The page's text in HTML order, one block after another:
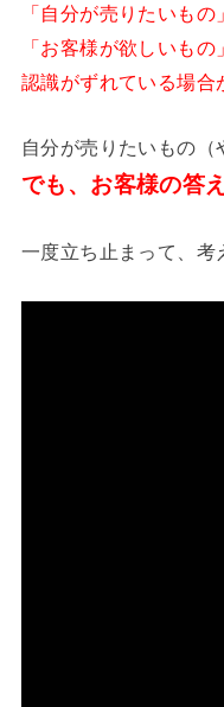
「自分が売りたいもの
「お客様が欲しいもの
認識がずれている場合
自分が売りたいもの（
でも、お客様の答
一度立ち止まって、考